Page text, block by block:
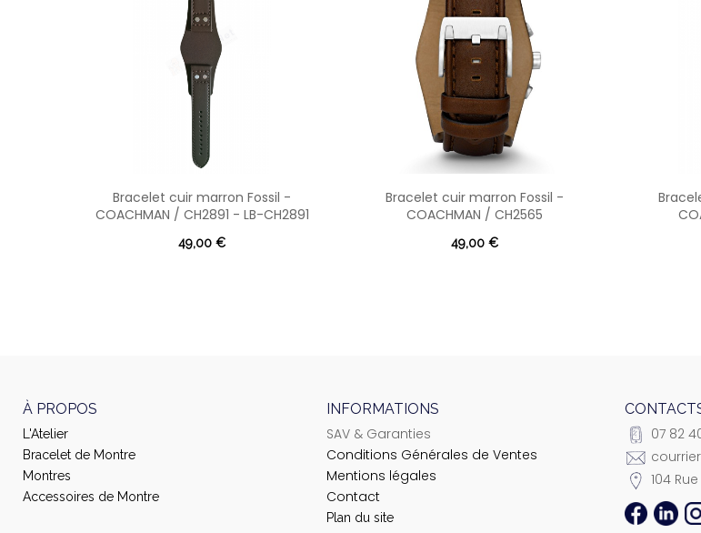
Bracelet cuir marron Fossil -
COACHMAN / CH2891 - LB-CH2891
49,00 €
Bracelet cuir marron Fossil -
COACHMAN / CH2565
49,00 €
À PROPOS
L'Atelier
Bracelet de Montre
Montres
Accessoires de Montre
INFORMATIONS
SAV & Garanties
Conditions Générales de Ventes
Mentions légales
Contact
Plan du site
07 82
104